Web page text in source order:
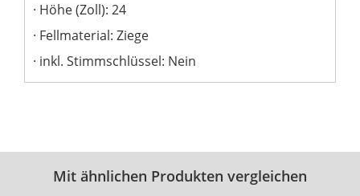
Höhe (Zoll): 24
Fellmaterial: Ziege
inkl. Stimmschlüssel: Nein
Mit ähnlichen Produkten vergleichen